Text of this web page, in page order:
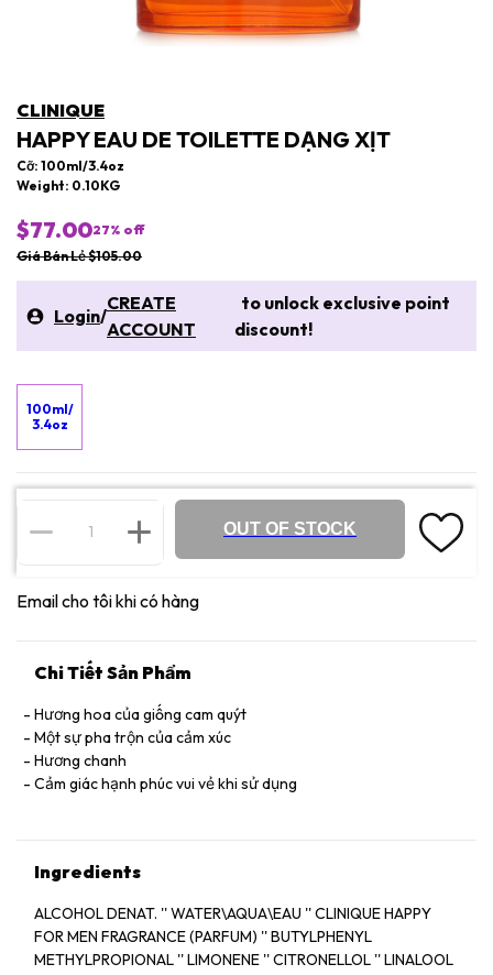
CLINIQUE
HAPPY EAU DE TOILETTE DẠNG XỊT
Cỡ: 100ml/3.4oz
Weight: 0.10KG
$77.0027% off
Giá Bán Lẻ $105.00
Login/
CREATE
ACCOUNT
to unlock exclusive point
discount!
100ml/
3.4oz
OUT OF STOCK
Email cho tôi khi có hàng
Chi Tiết Sản Phẩm
Hương hoa của giống cam quýt
Một sự pha trộn của cảm xúc
Hương chanh
Cảm giác hạnh phúc vui vẻ khi sử dụng
Ingredients
ALCOHOL DENAT. '' WATER\AQUA\EAU '' CLINIQUE HAPPY
FOR MEN FRAGRANCE (PARFUM) '' BUTYLPHENYL
METHYLPROPIONAL '' LIMONENE '' CITRONELLOL '' LINALOOL